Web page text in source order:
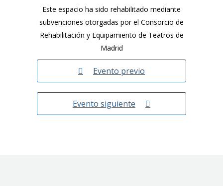
Este espacio ha sido rehabilitado mediante
subvenciones otorgadas por el Consorcio de
Rehabilitación y Equipamiento de Teatros de
Madrid
Evento previo
Evento siguiente